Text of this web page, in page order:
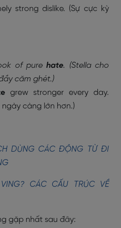
strong dislike. (Sự cực kỳ
of purehate. (Stella cho
căm ghét.)
grew stronger every day.
càng lớn hơn.)
DÙNG CÁC ĐỘNG TỪ ĐI
CÁC CẤU TRÚC VỀ
gặp nhất sau đây: